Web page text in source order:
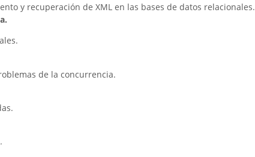
y recuperación de XML en las bases de datos relacionales.
de la concurrencia.